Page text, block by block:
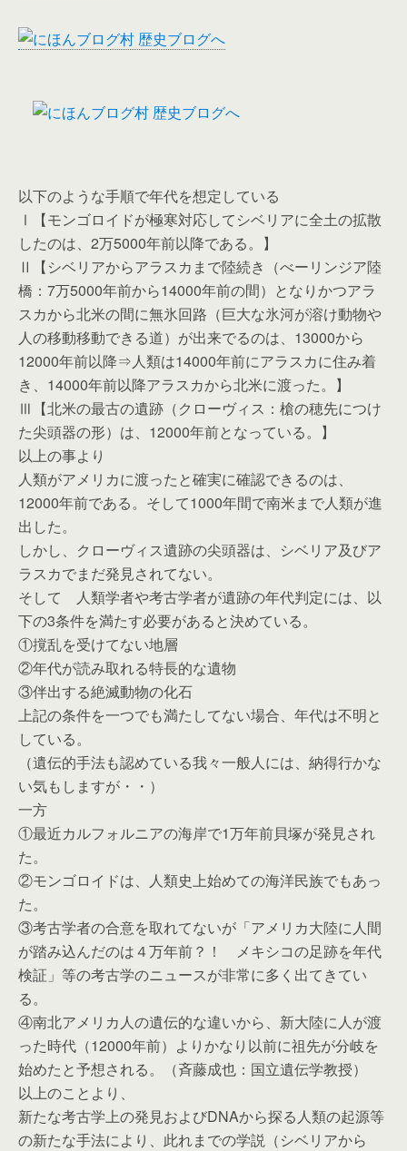
以下のような手順で年代を想定している
Ⅰ【モンゴロイドが極寒対応してシベリアに全土の拡散
したのは、2万5000年前以降である。】
Ⅱ【シベリアからアラスカまで陸続き（べーリンジア陸
橋：7万5000年前から14000年前の間）となりかつアラ
スカから北米の間に無氷回路（巨大な氷河が溶け動物や
人の移動移動できる道）が出来でるのは、13000から
12000年前以降⇒人類は14000年前にアラスカに住み着
き、14000年前以降アラスカから北米に渡った。】
Ⅲ【北米の最古の遺跡（クローヴィス：槍の穂先につけ
た尖頭器の形）は、12000年前となっている。】
以上の事より
人類がアメリカに渡ったと確実に確認できるのは、
12000年前である。そして1000年間で南米まで人類が進
出した。
しかし、クローヴィス遺跡の尖頭器は、シベリア及びア
ラスカでまだ発見されてない。
そして 人類学者や考古学者が遺跡の年代判定には、以
下の3条件を満たす必要があると決めている。
①撹乱を受けてない地層
②年代が読み取れる特長的な遺物
③伴出する絶滅動物の化石
上記の条件を一つでも満たしてない場合、年代は不明と
している。
（遺伝的手法も認めている我々一般人には、納得行かな
い気もしますが・・）
一方
①最近カルフォルニアの海岸で1万年前貝塚が発見され
た。
②モンゴロイドは、人類史上始めての海洋民族でもあっ
た。
③考古学者の合意を取れてないが「アメリカ大陸に人間
が踏み込んだのは４万年前？！ メキシコの足跡を年代
検証」等の考古学のニュースが非常に多く出てきてい
る。
④南北アメリカ人の遺伝的な違いから、新大陸に人が渡
った時代（12000年前）よりかなり以前に祖先が分岐を
始めたと予想される。（斉藤成也：国立遺伝学教授）
以上のことより、
新たな考古学上の発見およびDNAから探る人類の起源等
の新たな手法により、此れまでの学説（シベリアから